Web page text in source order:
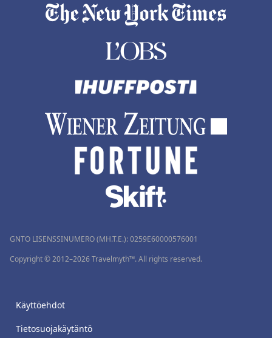
GNTO LISENSSINUMERO (MH.T.E.): 0259Ε60000576001
Copyright © 2012–2026 Travelmyth™. All rights reserved.
Käyttöehdot
Tietosuojakäytäntö